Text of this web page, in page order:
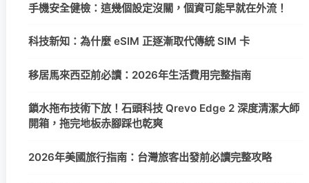
手機安全健檢：這幾個設定沒關，個資可能早就在外流！
科技新知：為什麼 eSIM 正逐漸取代傳統 SIM 卡
移居馬來西亞前必讀：2026年生活費用完整指南
鎖水拖布技術下放！石頭科技 Qrevo Edge 2 深度清潔大師
開箱，拖完地板赤腳踩也乾爽
2026年美國旅行指南：台灣旅客出發前必讀完整攻略